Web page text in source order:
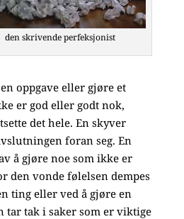
den skrivende perfeksjonist
oppgave eller gjøre et
er god eller godt nok,
det hele. En skyver
foran seg. En
å gjøre noe som ikke er
den vonde følelsen dempes
ting eller ved å gjøre en
tar tak i saker som er viktige